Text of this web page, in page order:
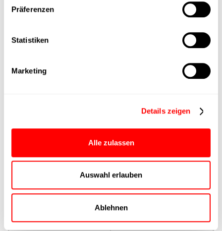
Präferenzen
Statistiken
Marketing
Details zeigen
Alle zulassen
Auswahl erlauben
Ablehnen
Lieferzeit
Hauptgruppe
Dauerbetrieb
max. Vorschubkraft Fx